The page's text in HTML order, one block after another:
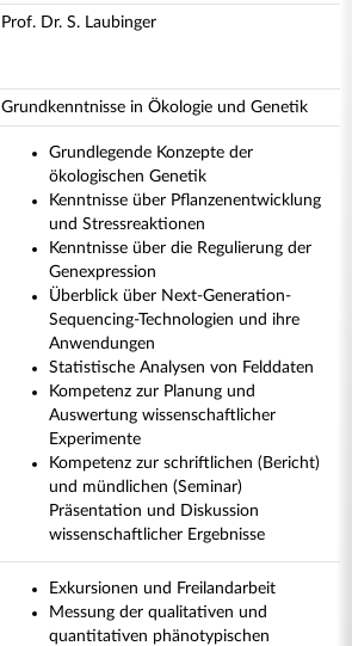
Prof. Dr. S. Laubinger
Grundkenntnisse in Ökologie und Genetik
Grundlegende Konzepte der
ökologischen Genetik
Kenntnisse über Pflanzenentwicklung
und Stressreaktionen
Kenntnisse über die Regulierung der
Genexpression
Überblick über Next-Generation-
Sequencing-Technologien und ihre
Anwendungen
Statistische Analysen von Felddaten
Kompetenz zur Planung und
Auswertung wissenschaftlicher
Experimente
Kompetenz zur schriftlichen (Bericht)
und mündlichen (Seminar)
Präsentation und Diskussion
wissenschaftlicher Ergebnisse
Exkursionen und Freilandarbeit
Messung der qualitativen und
quantitativen phänotypischen